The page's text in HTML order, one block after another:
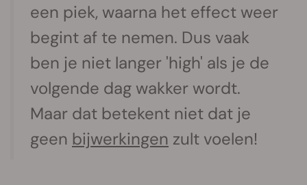
een piek, waarna het effect weer
begint af te nemen. Dus vaak
ben je niet langer 'high' als je de
volgende dag wakker wordt.
Maar dat betekent niet dat je
geen bijwerkingen zult voelen!